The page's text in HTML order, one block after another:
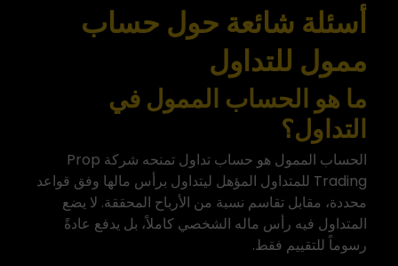
أسئلة شائعة حول حساب
ممول للتداول
ما هو الحساب الممول في
التداول؟
الحساب الممول هو حساب تداول تمنحه شركة Prop
Trading للمتداول المؤهل ليتداول برأس مالها وفق قواعد
محددة، مقابل تقاسم نسبة من الأرباح المحققة. لا يضع
المتداول فيه رأس ماله الشخصي كاملاً، بل يدفع عادةً
رسوماً للتقييم فقط.